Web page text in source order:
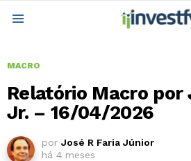
MACRO
Relatório Macro por
Jr. – 16/04/2026
por José R Faria Júnior
há 4 meses